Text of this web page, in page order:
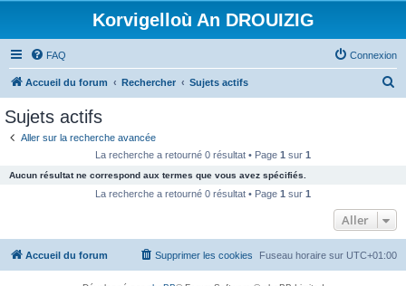
Korvigelloù An DROUIZIG
FAQ Connexion
Accueil du forum Rechercher Sujets actifs
c
e
Sujets actifs
Aller sur la recherche avancée
La recherche a retourné 0 résultat • Page 1 sur 1
Aucun résultat ne correspond aux termes que vous avez spécifiés.
La recherche a retourné 0 résultat • Page 1 sur 1
Aller
Accueil du forum Fuseau horaire sur UTC+01:00
Supprimer les cookies